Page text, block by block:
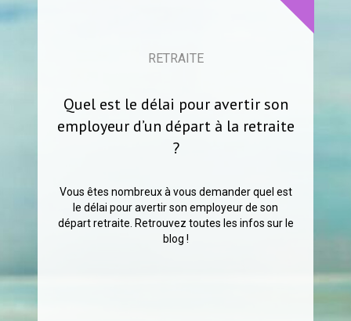
RETRAITE
Quel est le délai pour avertir son
employeur d’un départ à la retraite
?
Vous êtes nombreux à vous demander quel est
le délai pour avertir son employeur de son
départ retraite. Retrouvez toutes les infos sur le
blog !